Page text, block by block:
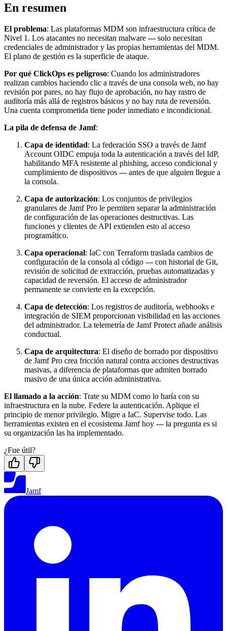
En resumen
El problema: Las plataformas MDM son infraestructura crítica de
Nivel 1. Los atacantes no necesitan malware --- solo necesitan
credenciales de administrador y las propias herramientas del MDM.
El plano de gestión es la superficie de ataque.
Por qué ClickOps es peligroso: Cuando los administradores
realizan cambios haciendo clic a través de una consola web, no hay
revisión por pares, no hay flujo de aprobación, no hay rastro de
auditoría más allá de registros básicos y no hay ruta de reversión.
Una cuenta comprometida tiene poder inmediato e incondicional.
La pila de defensa de Jamf:
Capa de identidad: La federación SSO a través de Jamf
Account OIDC empuja toda la autenticación a través del IdP,
habilitando MFA resistente al phishing, acceso condicional y
cumplimiento de dispositivos --- antes de que alguien llegue a
la consola.
Capa de autorización: Los conjuntos de privilegios
granulares de Jamf Pro le permiten separar la administración
de configuración de las operaciones destructivas. Las
funciones y clientes de API extienden esto al acceso
programático.
Capa operacional: IaC con Terraform traslada cambios de
configuración de la consola al código --- con historial de Git,
revisión de solicitud de extracción, pruebas automatizadas y
capacidad de reversión. El acceso de administrador
permanente se convierte en la excepción.
Capa de detección: Los registros de auditoría, webhooks e
integración de SIEM proporcionan visibilidad en las acciones
del administrador. La telemetría de Jamf Protect añade análisis
conductual.
Capa de arquitectura: El diseño de borrado por dispositivo
de Jamf Pro crea fricción natural contra acciones destructivas
masivas, a diferencia de plataformas que admiten borrado
masivo de una única acción administrativa.
El llamado a la acción: Trate su MDM como lo haría con su
infraestructura en la nube. Federe la autenticación. Aplique el
principio de menor privilegio. Migre a IaC. Supervise todo. Las
herramientas existen en el ecosistema Jamf hoy --- la pregunta es si
su organización las ha implementado.
¿Fue útil?
Jamf